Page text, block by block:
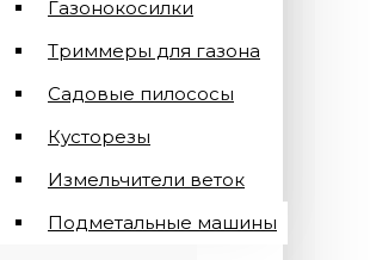
Газонокосилки
Триммеры для газона
Садовые пилососы
Кусторезы
Измельчители веток
Подметальные машины